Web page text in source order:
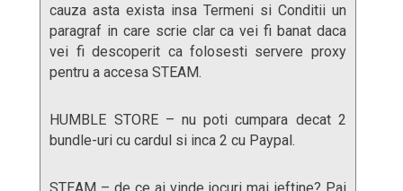
cauza asta exista insa Termeni si Conditii un
paragraf in care scrie clar ca vei fi banat daca
vei fi descoperit ca folosesti servere proxy
pentru a accesa STEAM.
HUMBLE STORE – nu poti cumpara decat 2
bundle-uri cu cardul si inca 2 cu Paypal.